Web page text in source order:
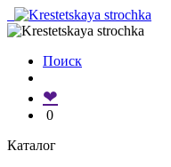
Поиск
❤
0
Каталог